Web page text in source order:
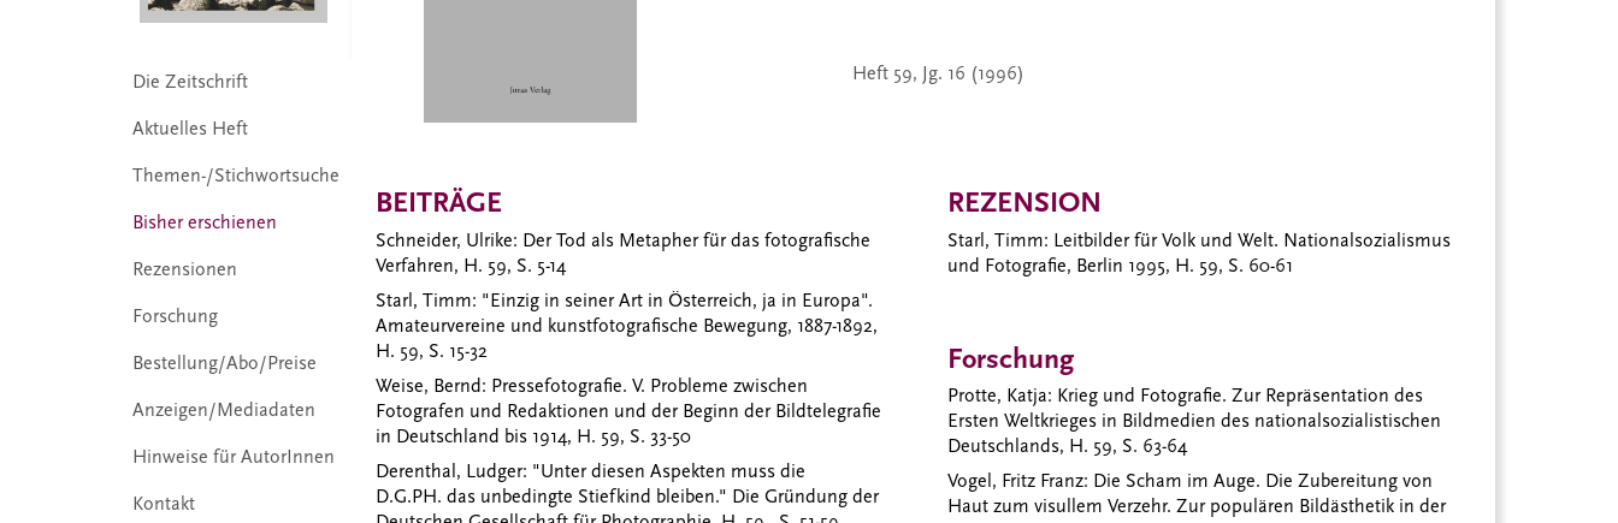
Die Zeitschrift
Aktuelles Heft
Themen-/Stichwortsuche
Bisher erschienen
Rezensionen
Forschung
Bestellung/Abo/Preise
Anzeigen/Mediadaten
Hinweise für AutorInnen
Kontakt
Heft 59, Jg. 16 (1996)
BEITRÄGE
Schneider, Ulrike: Der Tod als Metapher für das fotografische
Verfahren, H. 59, S. 5-14
Starl, Timm: "Einzig in seiner Art in Österreich, ja in Europa".
Amateurvereine und kunstfotografische Bewegung, 1887-1892,
H. 59, S. 15-32
Weise, Bernd: Pressefotografie. V. Probleme zwischen
Fotografen und Redaktionen und der Beginn der Bildtelegrafie
in Deutschland bis 1914, H. 59, S. 33-50
Derenthal, Ludger: "Unter diesen Aspekten muss die
D.G.PH. das unbedingte Stiefkind bleiben." Die Gründung der
REZENSION
Starl, Timm: Leitbilder für Volk und Welt. Nationalsozialismus
und Fotografie, Berlin 1995, H. 59, S. 60-61
Forschung
Protte, Katja: Krieg und Fotografie. Zur Repräsentation des
Ersten Weltkrieges in Bildmedien des nationalsozialistischen
Deutschlands, H. 59, S. 63-64
Vogel, Fritz Franz: Die Scham im Auge. Die Zubereitung von
Haut zum visullem Verzehr. Zur populären Bildästhetik in der